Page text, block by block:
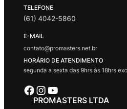
TELEFONE
(61) 4042-5860
E-MAIL
contato@promasters.net.br
HORÁRIO DE ATENDIMENTO
segunda a sexta das 9hrs às 18hrs
Facebook Instagram Youtube
PROMASTERS LTDA